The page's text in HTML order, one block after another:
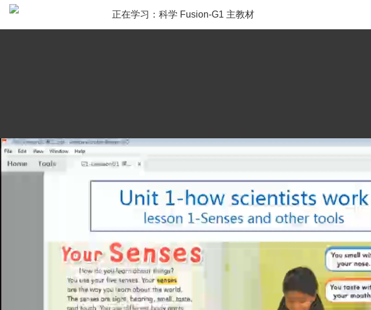
正在学习： 科学 Fusion-G1 主教材